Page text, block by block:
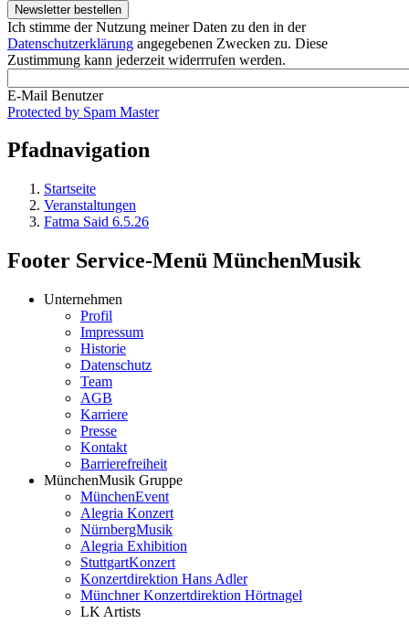
Ich stimme der Nutzung meiner Daten zu den in der
Datenschutzerklärung angegebenen Zwecken zu. Diese
Zustimmung kann jederzeit widerrrufen werden.
E-Mail Benutzer
Protected by Spam Master
Pfadnavigation
Startseite
Veranstaltungen
Fatma Said 6.5.26
Footer Service-Menü MünchenMusik
Unternehmen
Profil
Impressum
Historie
Datenschutz
Team
AGB
Karriere
Presse
Kontakt
Barrierefreiheit
MünchenMusik Gruppe
MünchenEvent
Alegria Konzert
NürnbergMusik
Alegria Exhibition
StuttgartKonzert
Konzertdirektion Hans Adler
Münchner Konzertdirektion Hörtnagel
LK Artists